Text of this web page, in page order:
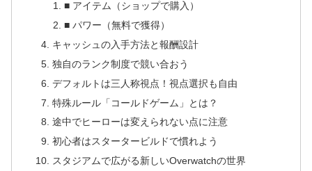
■ アイテム（ショップで購入）
■ パワー（無料で獲得）
キャッシュの入手方法と報酬設計
独自のランク制度で競い合おう
デフォルトは三人称視点！視点選択も自由
特殊ルール「コールドゲーム」とは？
途中でヒーローは変えられない点に注意
初心者はスタータービルドで慣れよう
スタジアムで広がる新しいOverwatchの世界